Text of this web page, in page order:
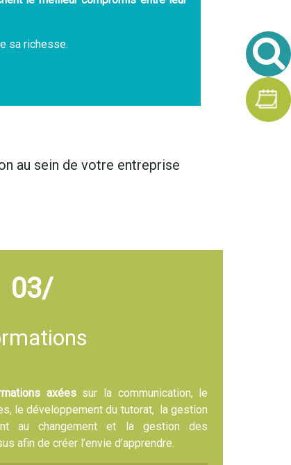
sa richesse.
au sein de votre entreprise
03/
axéessur la communication, le
le développement du tutorat, la gestion
au changement et la gestion des
afin de créer l’envie d’apprendre.